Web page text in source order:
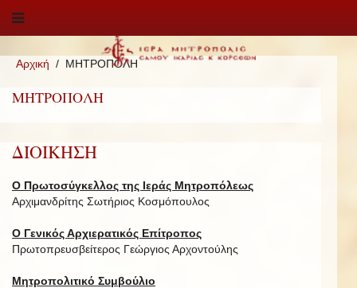
Αρχική ΜΗΤΡΟΠΟΛΗ
ΜΗΤΡΟΠΟΛΗ
ΔΙΟΙΚΗΣΗ
Ο Πρωτοσύγκελλος της Ιεράς Μητροπόλεως
Αρχιμανδρίτης Σωτήριος Κοσμόπουλος
Ο Γενικός Αρχιερατικός Επίτροπος
Πρωτοπρευσβείτερος Γεώργιος Αρχοντούλης
Μητροπολιτικό Συμβούλιο